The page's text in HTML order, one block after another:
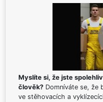
Myslíte si, že jste
člověk? Domníváte se, že
ve stěhovacích a